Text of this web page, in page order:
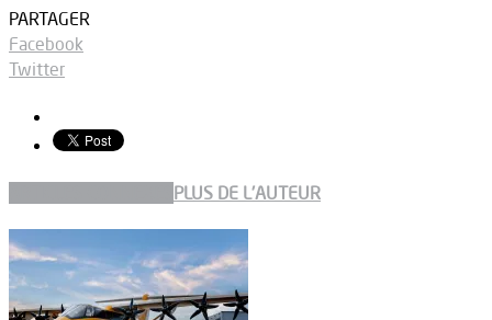
PARTAGER
Facebook
Twitter
PLUS DE L'AUTEUR